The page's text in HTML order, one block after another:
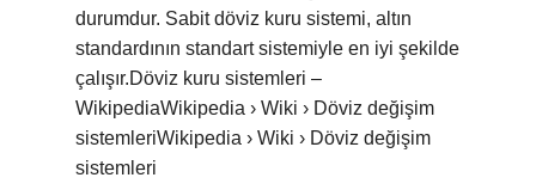
durumdur. Sabit döviz kuru sistemi, altın
standardının standart sistemiyle en iyi şekilde
çalışır.Döviz kuru sistemleri –
WikipediaWikipedia › Wiki › Döviz değişim
sistemleriWikipedia › Wiki › Döviz değişim
sistemleri